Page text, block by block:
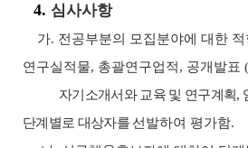
4. 심사사항
가. 전공부분의 모집분야에 대한 적
연구실적물, 총괄연구업적, 공개발표 (
자기소개서와 교육 및 연구계획,
단계별로 대상자를 선발하여 평가함.